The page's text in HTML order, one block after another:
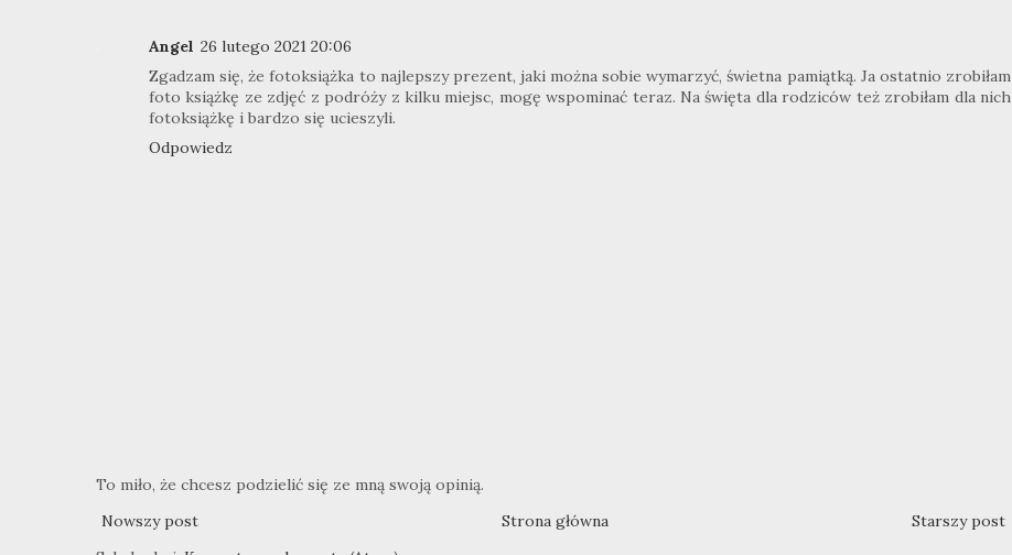
Angel 26 lutego 2021 20:06
Zgadzam się, że fotoksiążka to najlepszy prezent, jaki można sobie wymarzyć, świetna pamiątką. Ja ostatnio zrobiłam
foto książkę ze zdjęć z podróży z kilku miejsc, mogę wspominać teraz. Na święta dla rodziców też zrobiłam dla nich
fotoksiążkę i bardzo się ucieszyli.
Odpowiedz
To miło, że chcesz podzielić się ze mną swoją opinią.
Nowszy post
Starszy post
Strona główna